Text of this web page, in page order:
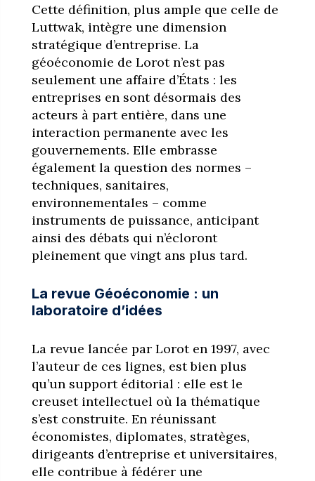
Cette définition, plus ample que celle de
Luttwak, intègre une dimension
stratégique d’entreprise. La
géoéconomie de Lorot n’est pas
seulement une affaire d’États : les
entreprises en sont désormais des
acteurs à part entière, dans une
interaction permanente avec les
gouvernements. Elle embrasse
également la question des normes –
techniques, sanitaires,
environnementales – comme
instruments de puissance, anticipant
ainsi des débats qui n’écloront
pleinement que vingt ans plus tard.
La revue Géoéconomie : un
laboratoire d’idées
La revue lancée par Lorot en 1997, avec
l’auteur de ces lignes, est bien plus
qu’un support éditorial : elle est le
creuset intellectuel où la thématique
s’est construite. En réunissant
économistes, diplomates, stratèges,
dirigeants d’entreprise et universitaires,
elle contribue à fédérer une